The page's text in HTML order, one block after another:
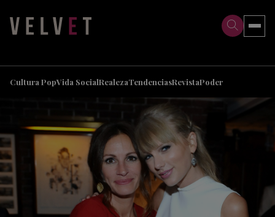
Cultura PopVida SocialRealezaTendenciasRevistaPoder